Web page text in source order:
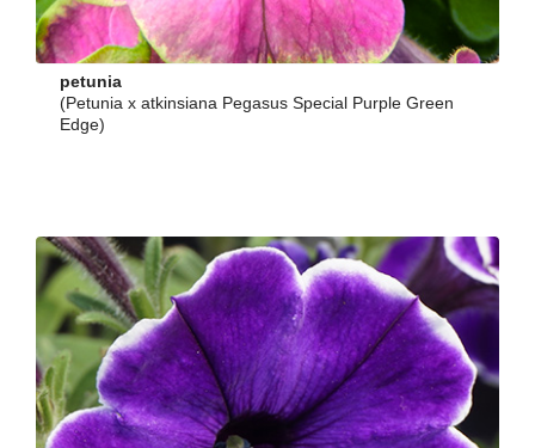
petunia
(Petunia x atkinsiana Pegasus Special Purple Green
Edge)